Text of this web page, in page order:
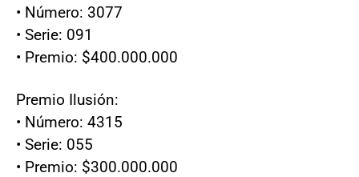
• Número: 3077
• Serie: 091
• Premio: $400.000.000
Premio Ilusión:
• Número: 4315
• Serie: 055
• Premio: $300.000.000